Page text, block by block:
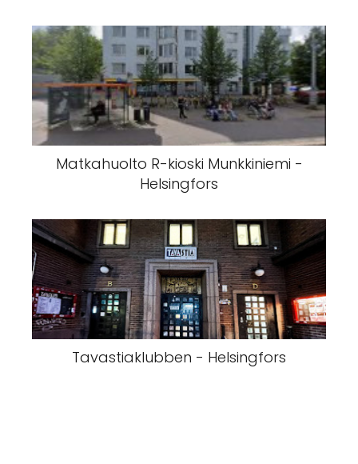
Matkahuolto R-kioski Munkkiniemi -
Helsingfors
Tavastiaklubben - Helsingfors